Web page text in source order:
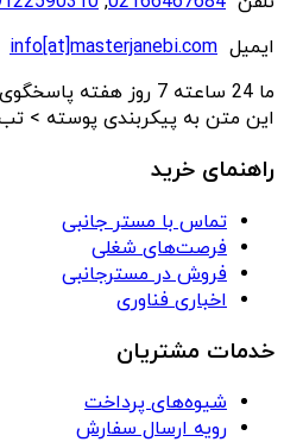
ایمیل info[at]masterjanebi.com
ما 24 ساعته 7 روز
این متن به پیکربندی پوسته >
راهنمای خرید
تماس با مستر جانبی
فرصت‌های شغلی
فروش در مسترجانبی
اخباری فناوری
خدمات مشتریان
شیوه‌های پرداخت
رویه ارسال سفارش